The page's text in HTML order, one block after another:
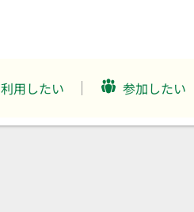
利用したい 参加したい